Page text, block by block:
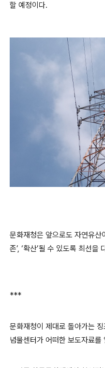
할 예정이다.
문화재청은 앞으로도 자연유산
존’, ‘확산’될 수 있도록 최선을
***
문화재청이 제대로 돌아가는
념물센터가 어떠한 보도자료